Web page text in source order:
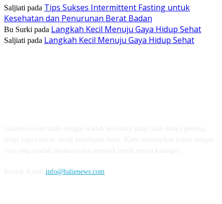
Saljiati pada Tips Sukses Intermittent Fasting untuk
Kesehatan dan Penurunan Berat Badan
Bu Surki pada Langkah Kecil Menuju Gaya Hidup Sehat
Saljiati pada Langkah Kecil Menuju Gaya Hidup Sehat
info@balienews.com